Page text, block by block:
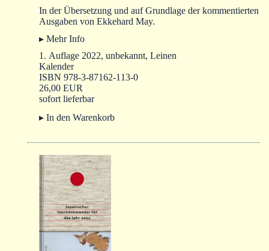
In der Übersetzung und auf Grundlage der kommentierten
Ausgaben von Ekkehard May.
▸ Mehr Info
1. Auflage 2022, unbekannt, Leinen
Kalender
ISBN 978-3-87162-113-0
26,00 EUR
sofort lieferbar
▸ In den Warenkorb